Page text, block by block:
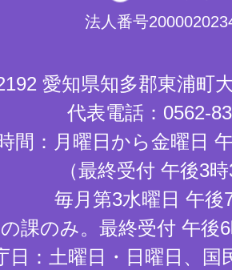
法人番号
愛知県知多郡東浦町
代表電話：0562-
間：月曜日から金曜日
（最終受付 午後3
毎月第3水曜日 午後
の課のみ。最終受付 午
日：土曜日・日曜日、国